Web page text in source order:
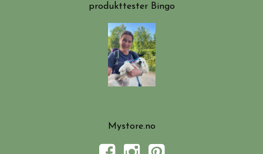
produkttester Bingo
Mystore.no